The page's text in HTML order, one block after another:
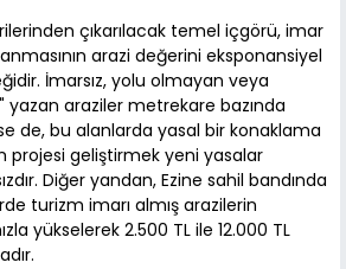
çıkarılacak temel içgörü, imar
arazi değerini eksponansiyel
İmarsız, yolu olmayan veya
araziler metrekare bazında
de, bu alanlarda yasal bir konaklama
projesi geliştirmek yeni yasalar
Diğer yandan, Ezine sahil bandında
turizm imarı almış arazilerin
yükselerek 2.500 TL ile 12.000 TL